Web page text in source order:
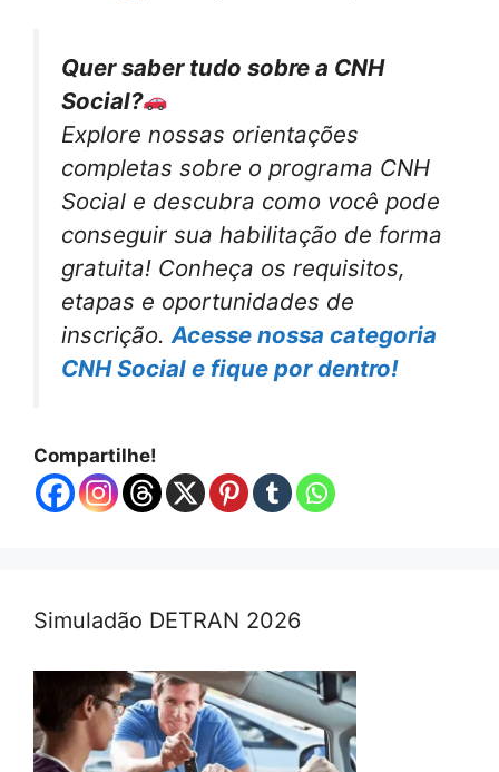
Quer saber tudo sobre a CNH
Social?
Explore nossas orientações
completas sobre o programa CNH
Social e descubra como você pode
conseguir sua habilitação de forma
gratuita! Conheça os requisitos,
etapas e oportunidades de
inscrição.Acesse nossa categoria
CNH Social e fique por dentro!
Compartilhe!
Simuladão DETRAN 2026